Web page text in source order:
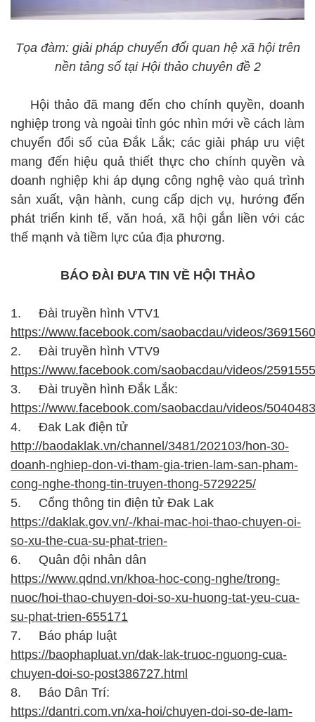
Tọa đàm: giải pháp chuyển đổi quan hệ xã hội trên
nền tảng số tại Hội thảo chuyên đề 2
Hội thảo đã mang đến cho chính quyền, doanh
nghiệp trong và ngoài tỉnh góc nhìn mới về cách làm
chuyển đổi số của Đắk Lắk; các giải pháp ưu việt
mang đến hiệu quả thiết thực cho chính quyền và
doanh nghiệp khi áp dụng công nghệ vào quá trình
sản xuất, vận hành, cung cấp dịch vụ, hướng đến
phát triển kinh tế, văn hoá, xã hội gắn liền với các
thế mạnh và tiềm lực của địa phương.
BÁO ĐÀI ĐƯA TIN VỀ HỘI THẢO
1.
Đài truyền hình VTV1
https://www.facebook.com/saobacdau/videos/
2.
Đài truyền hình VTV9
https://www.facebook.com/saobacdau/videos/
3.
Đài truyền hình Đắk Lắk:
https://www.facebook.com/saobacdau/videos/
4.
Đak Lak điện tử
http://baodaklak.vn/channel/3481/202103/hon-30-
doanh-nghiep-don-vi-tham-gia-trien-lam-san-pham-
cong-nghe-thong-tin-truyen-thong-5729225/
5.
Cổng thông tin điện tử Đak Lak
https://daklak.gov.vn/-/khai-mac-hoi-thao-chuyen-oi-
so-xu-the-cua-su-phat-trien-
6.
Quân đội nhân dân
https://www.qdnd.vn/khoa-hoc-cong-nghe/trong-
nuoc/hoi-thao-chuyen-doi-so-xu-huong-tat-yeu-cua-
su-phat-trien-655171
7.
Báo pháp luật
https://baophapluat.vn/dak-lak-truoc-nguong-cua-
chuyen-doi-so-post386727.html
8.
Báo Dân Trí:
https://dantri.com.vn/xa-hoi/chuyen-doi-so-de-lam-